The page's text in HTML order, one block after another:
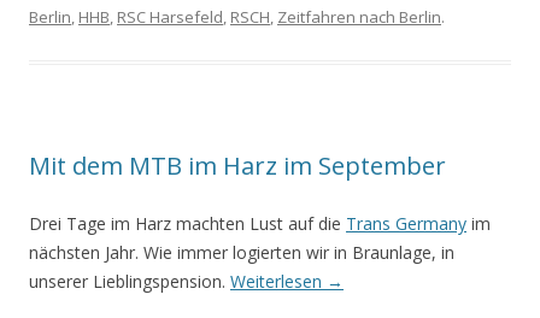
Berlin, HHB, RSC Harsefeld, RSCH, Zeitfahren nach Berlin.
Mit dem MTB im Harz im September
Drei Tage im Harz machten Lust auf die Trans Germany im
nächsten Jahr. Wie immer logierten wir in Braunlage, in
unserer Lieblingspension. Weiterlesen →